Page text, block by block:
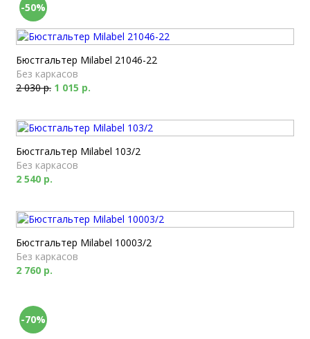
-50%
Бюстгальтер Milabel 21046-22
Без каркасов
2 030 р. 1 015 р.
Бюстгальтер Milabel 103/2
Без каркасов
2 540 р.
Бюстгальтер Milabel 10003/2
Без каркасов
2 760 р.
-70%